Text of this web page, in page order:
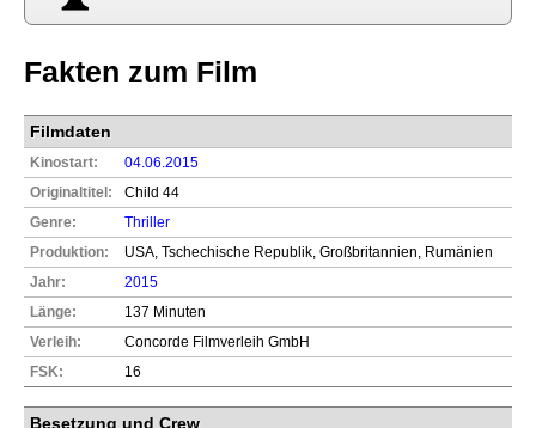
Fakten zum Film
Filmdaten
Kinostart:
04.06.2015
Originaltitel:
Child 44
Genre:
Thriller
Produktion:
USA, Tschechische Republik, Großbritannien, Rumänien
Jahr:
2015
Länge:
137 Minuten
Verleih:
Concorde Filmverleih GmbH
FSK:
16
Besetzung und Crew